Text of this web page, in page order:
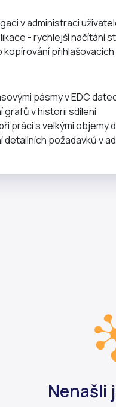
v administraci
- rychlejší načítání
kopírování
pásmy v EDC
grafů v historii sdílení
práci s velkými objemy
detailních požadavků v
Nenašli